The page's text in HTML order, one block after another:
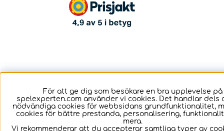
För att ge dig som besökare en bra upplevelse på
spelexperten.com använder vi cookies. Det handlar dels
nödvändiga cookies för webbsidans grundfunktionalitet,
cookies för bättre prestanda, personalisering,
mera.
Vi rekommenderar att du accepterar samtliga typer av